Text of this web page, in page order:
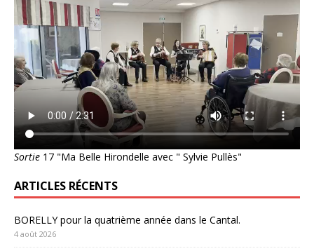
Sortie 17 "Ma Belle Hirondelle avec " Sylvie Pullès"
ARTICLES RÉCENTS
BORELLY pour la quatrième année dans le Cantal.
4 août 2026